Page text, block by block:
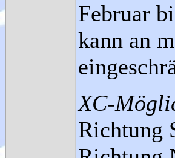
Februar
kann an
XC-
Richtung